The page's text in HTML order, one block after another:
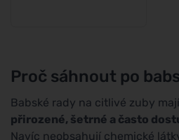
Proč sáhnout po
Babské rady na citlivé zuby
přirozené, šetrné a často
Navíc neobsahují chemické